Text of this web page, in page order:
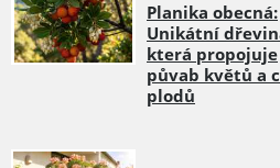
Planika obecná:
Unikátní
která propojuje
půvab květů a
plodů